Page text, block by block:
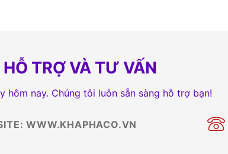
HỖ TRỢ VÀ TƯ VẤN
hôm nay. Chúng tôi luôn sẵn sàng hỗ trợ bạn!
WWW.KHAPHACO.VN